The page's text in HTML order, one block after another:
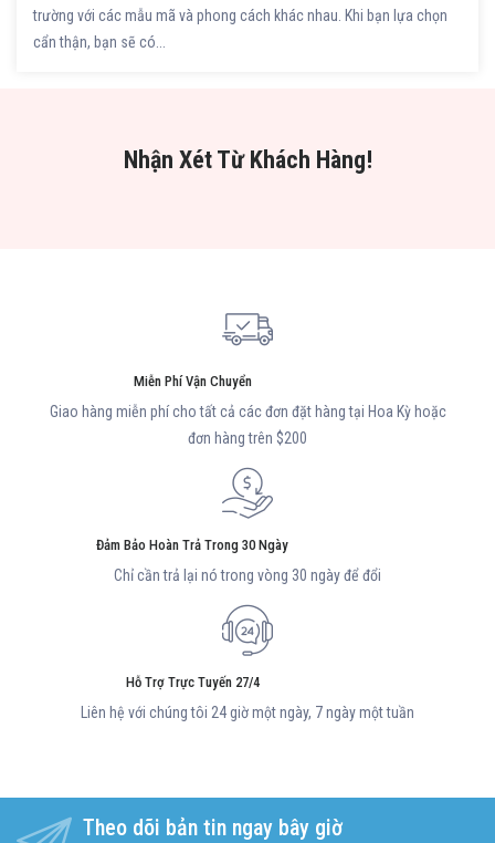
trường với các mẫu mã và phong cách khác nhau. Khi bạn lựa chọn
cẩn thận, bạn sẽ có...
Nhận Xét Từ Khách Hàng!
Miễn Phí Vận Chuyển
Giao hàng miễn phí cho tất cả các đơn đặt hàng tại Hoa Kỳ hoặc
đơn hàng trên $200
Đảm Bảo Hoàn Trả Trong 30 Ngày
Chỉ cần trả lại nó trong vòng 30 ngày để đổi
Hỗ Trợ Trực Tuyến 27/4
Liên hệ với chúng tôi 24 giờ một ngày, 7 ngày một tuần
Theo dõi bản tin ngay bây giờ